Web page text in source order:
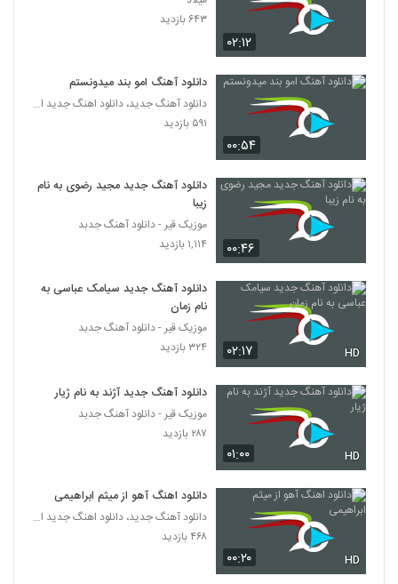
دانلود آهنگ محمد ذاکر حسین ای چرخ
دانلود آهنگ جدید و زیبای رامین بی باک با نام
فرصت
Nasho)
۳۳۳ بازدید
آهنگ رو اسمش حساسم از شهداد شعبان
نژاد(پاپ)
۳۳۷ بازدید
آهنگ محمد یاوری بنام دیوونه
2773
موزیک زیبای رنگ چشمات از متین معزپور
2774
دانلود آهنگ جدید و زیبای ماکیچی با نام قانون
۲۸۲ بازدید
Rasha Ideal
Farshid Gorji Koja Boodam
۰۲:۱۲
۶۴۳ بازدید
۰۰:۵۴
دانلود آهنگ امو بند میدونستم
دانلود آهنگ جدید، دانلود اهنگ جدید ایرانی
۵۹۱ بازدید
۰۰:۴۶
دانلود آهنگ جدید مجید رضوی به نام
زیبا
موزیک قیر - دانلود آهنگ جدبد
۱,۱۱۴ بازدید
۰۲:۱۷ HD
دانلود آهنگ جدید سیامک عباسی به
نام زمان
موزیک قیر - دانلود آهنگ جدبد
۳۲۴ بازدید
۰۱:۰۰ HD
دانلود آهنگ جدید آژند به نام ژیار
موزیک قیر - دانلود آهنگ جدبد
۲۸۷ بازدید
۰۰:۲۰ HD
دانلود اهنگ آهو از میثم ابراهیمی
دانلود آهنگ جدید، دانلود اهنگ جدید ایرانی
۴۶۸ بازدید